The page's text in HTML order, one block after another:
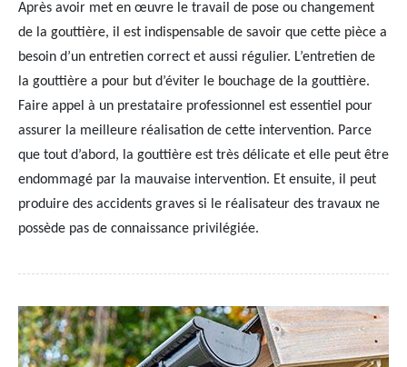
Après avoir met en œuvre le travail de pose ou changement
de la gouttière, il est indispensable de savoir que cette pièce a
besoin d’un entretien correct et aussi régulier. L’entretien de
la gouttière a pour but d’éviter le bouchage de la gouttière.
Faire appel à un prestataire professionnel est essentiel pour
assurer la meilleure réalisation de cette intervention. Parce
que tout d’abord, la gouttière est très délicate et elle peut être
endommagé par la mauvaise intervention. Et ensuite, il peut
produire des accidents graves si le réalisateur des travaux ne
possède pas de connaissance privilégiée.